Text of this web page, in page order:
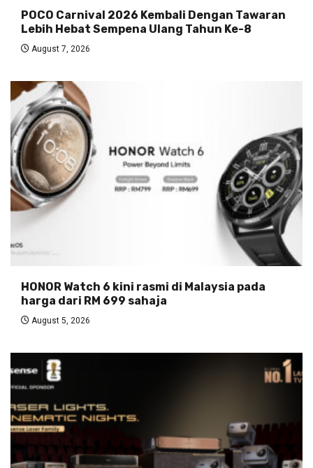
POCO Carnival 2026 Kembali Dengan Tawaran
Lebih Hebat Sempena Ulang Tahun Ke-8
August 7, 2026
HONOR Watch 6 kini rasmi di Malaysia pada
harga dari RM 699 sahaja
August 5, 2026